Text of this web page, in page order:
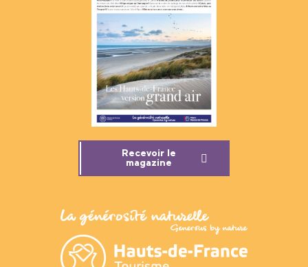
Recevoir le
magazine